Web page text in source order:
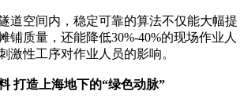
空间内，稳定可靠的算法不仅能大幅提
铺质量，还能降低30%-40%的现场作业人
激性工序对作业人员的影响。
打造上海地下的“绿色动脉”